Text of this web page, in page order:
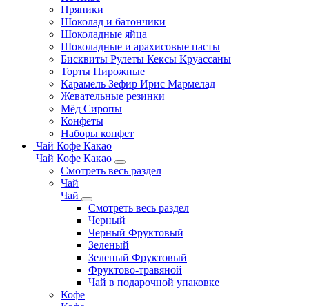
Пряники
Шоколад и батончики
Шоколадные яйца
Шоколадные и арахисовые пасты
Бисквиты Рулеты Кексы Круассаны
Торты Пирожные
Карамель Зефир Ирис Мармелад
Жевательные резинки
Мёд Сиропы
Конфеты
Наборы конфет
Чай Кофе Какао
Чай Кофе Какао
Смотреть весь раздел
Чай
Чай
Смотреть весь раздел
Черный
Черный Фруктовый
Зеленый
Зеленый Фруктовый
Фруктово-травяной
Чай в подарочной упаковке
Кофе